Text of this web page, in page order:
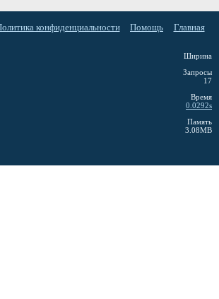
конфиденциальности Помощь Главная
Ширина
Запросы
17
Время
0.0292s
Память
3.08MB